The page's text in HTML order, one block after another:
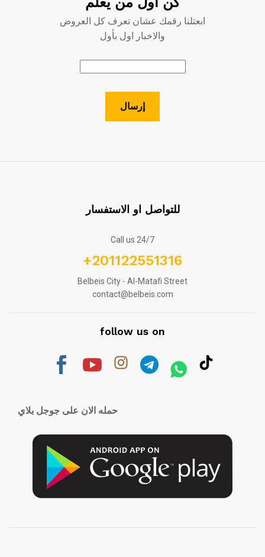
ابعتلنا رقمك عشان تعرف كل العروض
والاخبار اول بأول
للتواصل او الاستفسار
Call us 24/7
+201122551316
Belbeis City - Al-Matafi Street
contact@belbeis.com
follow us on
حمله الان على جوجل بلاي